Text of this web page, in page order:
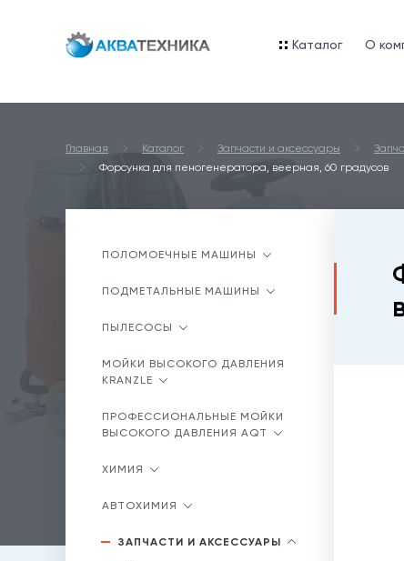
Каталог O
Главная Каталог Запчасти и аксессуары
Форсунка для пеногенератора, веерная, 60 градусов
ПОЛОМОЕЧНЫЕ МАШИНЫ
ПОДМЕТАЛЬНЫЕ МАШИНЫ
ПЫЛЕСОСЫ
МОЙКИ ВЫСОКОГО ДАВЛЕНИЯ
KRANZLE
ПРОФЕССИОНАЛЬНЫЕ МОЙКИ
ВЫСОКОГО ДАВЛЕНИЯ AQT
ХИМИЯ
АВТОХИМИЯ
ЗАПЧАСТИ И АКСЕССУАРЫ